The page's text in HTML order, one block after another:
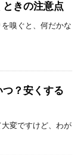
きの注意点
嗅ぐと、何だかな
？安くする
変ですけど、わが